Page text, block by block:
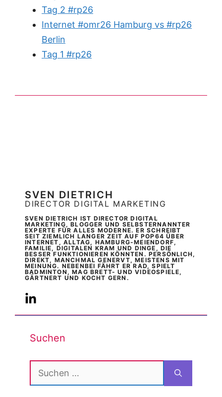
Tag 2 #rp26
Internet #omr26 Hamburg vs #rp26
Berlin
Tag 1 #rp26
SVEN DIETRICH
DIRECTOR DIGITAL MARKETING
SVEN DIETRICH IST DIRECTOR DIGITAL
MARKETING, BLOGGER UND SELBSTERNANNTER
EXPERTE FÜR ALLES MODERNE. ER SCHREIBT
SEIT ZIEMLICH LANGER ZEIT AUF POP64 ÜBER
INTERNET, ALLTAG, HAMBURG-MEIENDORF,
FAMILIE, DIGITALEN KRAM UND DINGE, DIE
BESSER FUNKTIONIEREN KÖNNTEN. PERSÖNLICH,
DIREKT, MANCHMAL GENERVT, MEISTENS MIT
MEINUNG. NEBENBEI FÄHRT ER RAD, SPIELT
BADMINTON, MAG BRETT- UND VIDEOSPIELE,
GÄRTNERT UND KOCHT GERN.
Suchen
Suchen
nach: